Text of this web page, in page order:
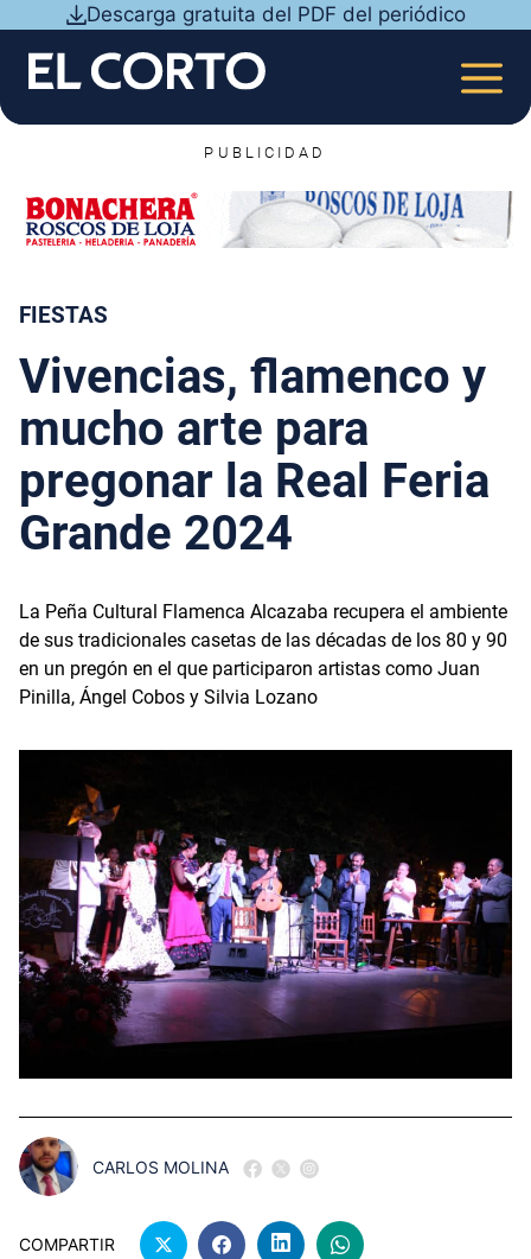
contenido
Descarga gratuita del PDF del periódico
PUBLICIDAD
FIESTAS
Vivencias, flamenco y
mucho arte para
pregonar la Real Feria
Grande 2024
La Peña Cultural Flamenca Alcazaba recupera el ambiente
de sus tradicionales casetas de las décadas de los 80 y 90
en un pregón en el que participaron artistas como Juan
Pinilla, Ángel Cobos y Silvia Lozano
CARLOS MOLINA
COMPARTIR